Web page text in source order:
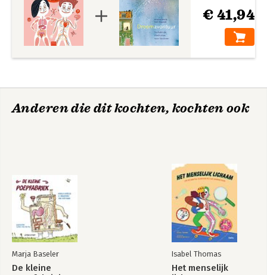
€ 41,94
Anderen die dit kochten, kochten ook
Marja Baseler
De kleine
Isabel Thomas
Het menselijk